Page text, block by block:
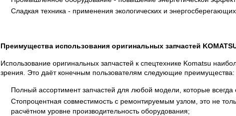
Сладкая техника - применения экологических и
Преимущества использования оригинальных запчастей
Использование оригинальных запчастей к спецтехнике Komatsu
зрения. Это даёт конечным пользователям следующие преимущества:
Полный ассортимент запчастей для любой модели, которые всегда
Стопроцентная совместимость с ремонтируемым узлом, это не
расчётном уровне производительность оборудования;